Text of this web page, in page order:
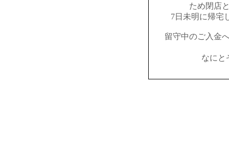
ため閉店
7日未明に帰宅
留守中のご入金
なにと